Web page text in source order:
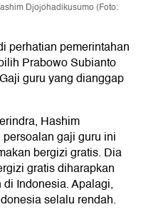
Djojohadikusumo (Foto:
perhatian pemerintahan
Prabowo Subianto
guru yang dianggap
Hashim
gaji guru ini
bergizi gratis. Dia
gratis diharapkan
Indonesia. Apalagi,
selalu rendah.